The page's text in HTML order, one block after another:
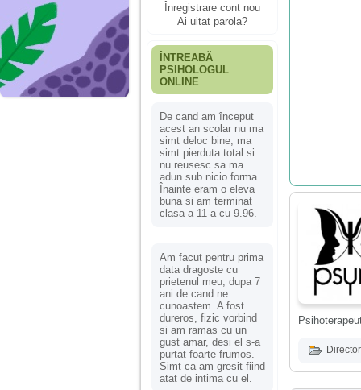
Înregistrare cont nou
Ai uitat parola?
ÎNTREABĂ
PSIHOLOGUL
ONLINE
De cand am început
acest an scolar nu ma
simt deloc bine, ma
simt pierduta total si
nu reusesc sa ma
adun sub nicio forma.
Înainte eram o eleva
buna si am terminat
clasa a 11-a cu 9.96.
Am facut pentru prima
data dragoste cu
prietenul meu, dupa 7
ani de cand ne
cunoastem. A fost
dureros, fizic vorbind
si am ramas cu un
gust amar, desi el s-a
purtat foarte frumos.
Simt ca am gresit fiind
atat de intima cu el.